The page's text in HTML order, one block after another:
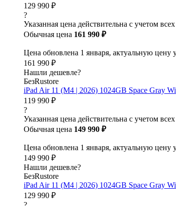
129 990 ₽
?
Указанная цена действительна с учетом
Обычная цена 161 990 ₽
Цена обновлена 1 января, актуальную цену
161 990 ₽
Нашли дешевле?
БезRustore
iPad Air 11 (M4 | 2026) 1024GB Space Gray
119 990 ₽
?
Указанная цена действительна с учетом
Обычная цена 149 990 ₽
Цена обновлена 1 января, актуальную цену
149 990 ₽
Нашли дешевле?
БезRustore
iPad Air 11 (M4 | 2026) 1024GB Space Gray
129 990 ₽